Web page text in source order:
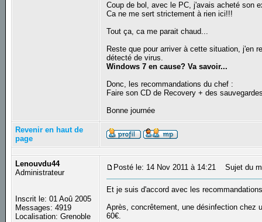
Coup de bol, avec le PC, j'avais acheté son
Ca ne me sert strictement à rien ici!!!
Tout ça, ca me parait chaud...
Reste que pour arriver à cette situation, j'en
détecté de virus.
Windows 7 en cause? Va savoir...
Donc, les recommandations du chef :
Faire son CD de Recovery + des
Bonne journée
Revenir en haut de
page
Lenouvdu44
Administrateur
Inscrit le: 01 Aoû 2005
Messages: 4919
Localisation: Grenoble
Posté le: 14 Nov 2011 à 14:21 Sujet du
Et je suis d'accord avec les
Après, concrêtement, une désinfection chez
60€.